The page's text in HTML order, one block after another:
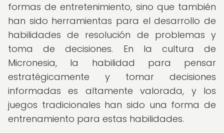
formas de entretenimiento, sino que también
han sido herramientas para el desarrollo de
habilidades de resolución de problemas y
toma de decisiones. En la cultura de
Micronesia, la habilidad para pensar
estratégicamente y tomar decisiones
informadas es altamente valorada, y los
juegos tradicionales han sido una forma de
entrenamiento para estas habilidades.